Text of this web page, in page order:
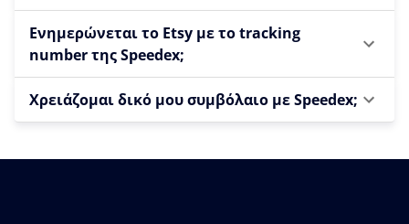
Ενημερώνεται το Etsy με το tracking
number της Speedex;
Χρειάζομαι δικό μου συμβόλαιο με Speedex;